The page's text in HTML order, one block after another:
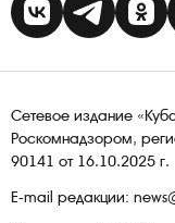
Сетевое издание
Роскомнадзором,
90141 от 16.10.2025 г.
E-mail редакции: